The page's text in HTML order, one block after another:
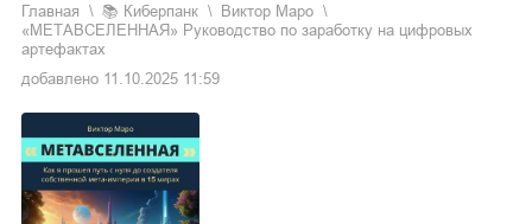
Главная 📚 киберпанк
Виктор Маро
«МЕТАВСЕЛЕННАЯ» Руководство по заработку на цифровых
артефактах
добавлено 11.10.2025 11:59